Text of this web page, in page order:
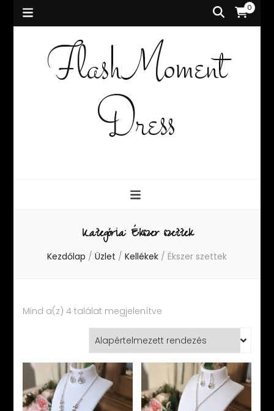
0
FlashMoment
Dress
Kategória: Ékszer szettek
Kezdőlap / Üzlet / Kellékek / Ékszer szettek
Mind a(z) 4 találat megjelenítve